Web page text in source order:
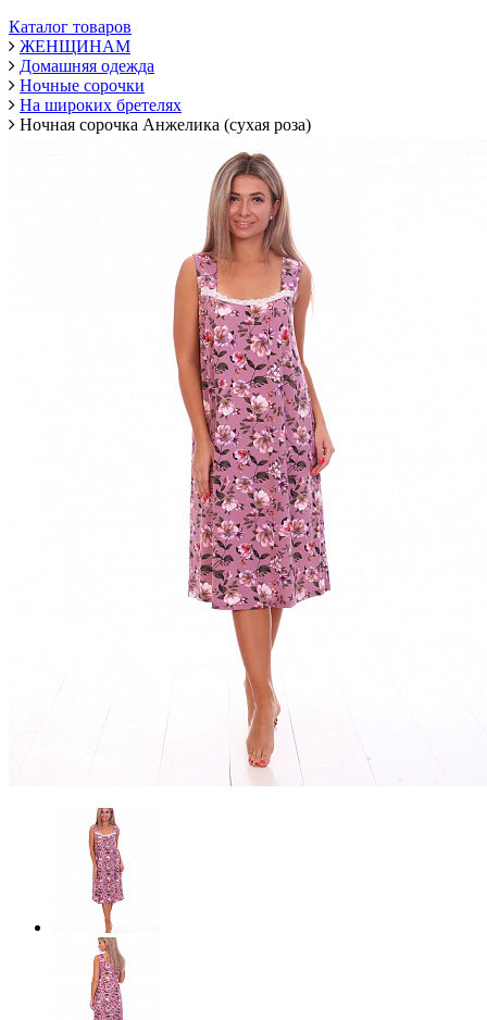
Каталог товаров
ЖЕНЩИНАМ
Домашняя одежда
Ночные сорочки
На широких бретелях
Ночная сорочка Анжелика (сухая роза)